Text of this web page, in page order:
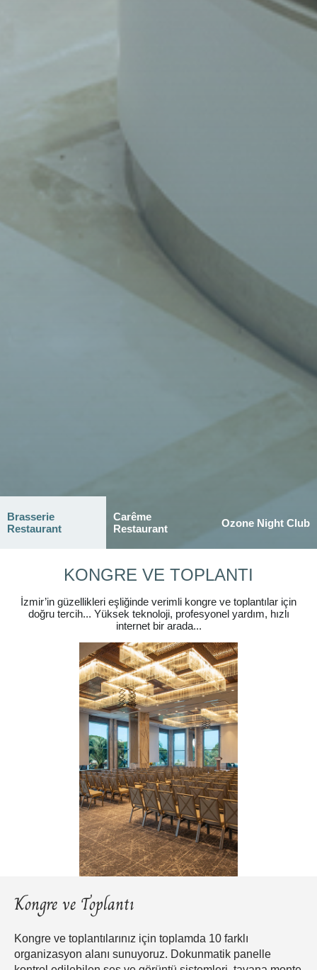
Brasserie
Restaurant
Carême
Restaurant
Ozone Night Club
KONGRE VE TOPLANTI
İzmir’in güzellikleri eşliğinde verimli kongre ve toplantılar için
doğru tercih... Yüksek teknoloji, profesyonel yardım, hızlı
internet bir arada...
Kongre ve Toplantı
Kongre ve toplantılarınız için toplamda 10 farklı
organizasyon alanı sunuyoruz. Dokunmatik panelle